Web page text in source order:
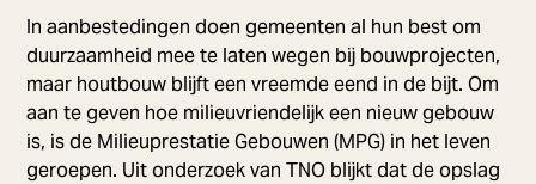
In aanbestedingen doen gemeenten al hun best om
duurzaamheid mee te laten wegen bij bouwprojecten,
maar houtbouw blijft een vreemde eend in de bijt. Om
aan te geven hoe milieuvriendelijk een nieuw gebouw
is, is de Milieuprestatie Gebouwen (MPG) in het leven
geroepen. Uit onderzoek van TNO blijkt dat de opslag